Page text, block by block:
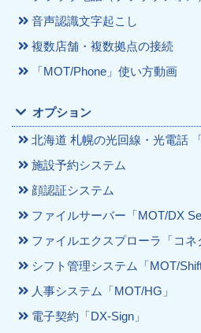
音声認識文字起こし
複数店舗・複数拠点の接続
「MOT/Phone」使い方動画
オプション
北海道 札幌の光回線・光電話
施設予約システム
顔認証システム
ファイルサーバー「MOT/DX
ファイルエクスプローラ「コネ
シフト管理システム「MOT/Shift
人事システム「MOT/HG」
電子契約「DX-Sign」